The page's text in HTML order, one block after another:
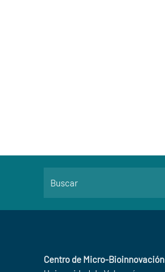
Centro de Micro-Bioinnovación